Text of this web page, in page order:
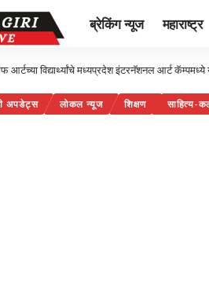
ब्रेकिंग न्यूज महाराष्ट्र
आर्टच्या विद्यार्थ्यांचे मध्यप्रदेश इंटरनॅशनल आर्ट
अपडेट्स लोकल न्यूज शिक्षण साहित्य-